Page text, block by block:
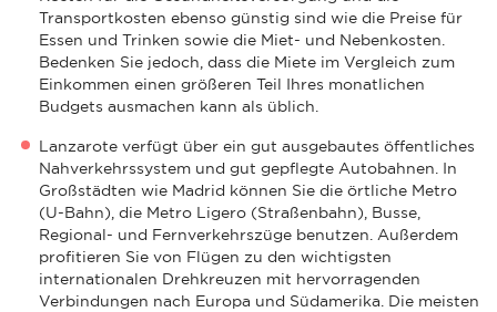
Transportkosten ebenso günstig sind wie die Preise für
Essen und Trinken sowie die Miet- und Nebenkosten.
Bedenken Sie jedoch, dass die Miete im Vergleich zum
Einkommen einen größeren Teil Ihres monatlichen
Budgets ausmachen kann als üblich.
Lanzarote verfügt über ein gut ausgebautes öffentliches
Nahverkehrssystem und gut gepflegte Autobahnen. In
Großstädten wie Madrid können Sie die örtliche Metro
(U-Bahn), die Metro Ligero (Straßenbahn), Busse,
Regional- und Fernverkehrszüge benutzen. Außerdem
profitieren Sie von Flügen zu den wichtigsten
internationalen Drehkreuzen mit hervorragenden
Verbindungen nach Europa und Südamerika. Die meisten